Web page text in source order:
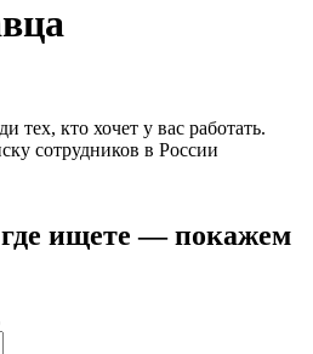
тех, кто хочет у вас работать.
сотрудников в России
ищете — покажем